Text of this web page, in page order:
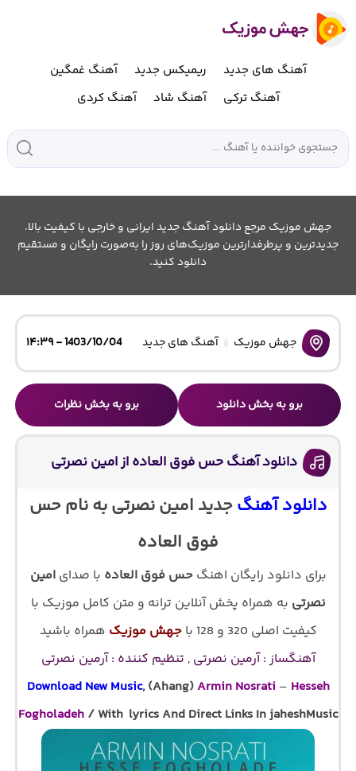
آهنگ های جدید ریمیکس جدید
آهنگ غمگین
آهنگ ترکی
آهنگ شاد آهنگ کردی
جهش موزیک مرجع دانلود آهنگ جدید ایرانی و خارجی با کیفیت بالا.
جدیدترین و پرطرفدارترین موزیک‌های روز را به‌صورت رایگان و مستقیم
دانلود کنید.
جهش موزیک آهنگ های جدید 1403/10/04 - ۱۴:۳۹
برو به بخش دانلود برو به بخش نظرات
دانلود آهنگ حس فوق العاده از امین نصرتی
دانلود آهنگجدید امین نصرتی به نام حس
فوق العاده
برای دانلود رایگان اهنگحس فوق العاده با صدایامین
نصرتی به همراه پخش آنلاین ترانه و متن کامل موزیک با
کیفیت اصلی 320 و 128 با
جهش موزیک همراه باشید
آهنگساز : آرمین نصرتی , تنظیم کننده : آرمین نصرتی
Download New Music, (Ahang) Armin Nosrati – Hesseh
Fogholadeh / With lyrics And Direct Links In jaheshMusic